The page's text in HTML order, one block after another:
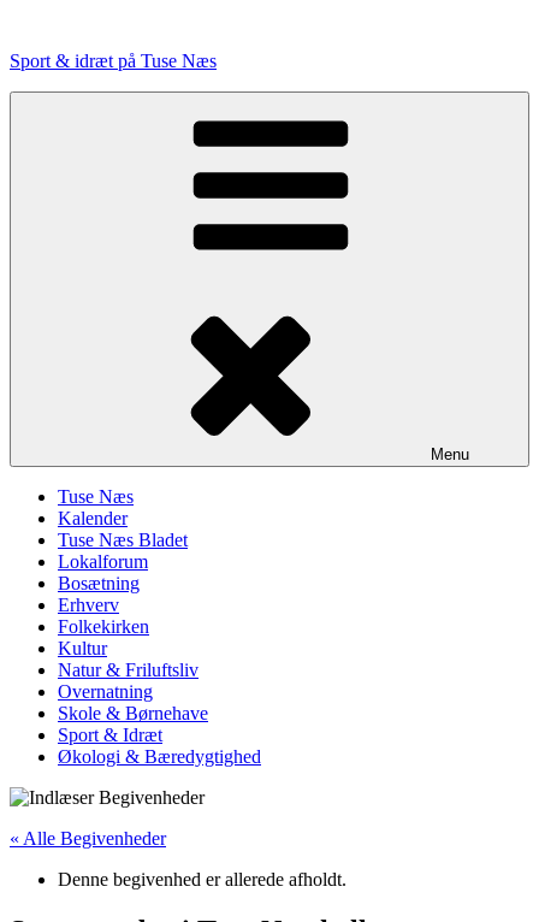
indhold
Sport & idræt på Tuse Næs
Menu
Tuse Næs
Kalender
Tuse Næs Bladet
Lokalforum
Bosætning
Erhverv
Folkekirken
Kultur
Natur & Friluftsliv
Overnatning
Skole & Børnehave
Sport & Idræt
Økologi & Bæredygtighed
« Alle Begivenheder
Denne begivenhed er allerede afholdt.